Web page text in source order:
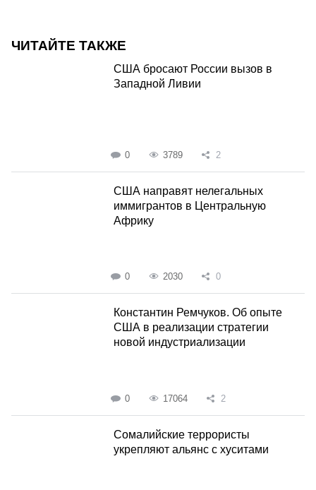
ЧИТАЙТЕ ТАКЖЕ
США бросают России вызов в
Западной Ливии
0 3789 2
CША направят нелегальных
иммигрантов в Центральную
Африку
0 2030 0
Константин Ремчуков. Об опыте
США в реализации стратегии
новой индустриализации
0 17064 2
Сомалийские террористы
укрепляют альянс с хуситами